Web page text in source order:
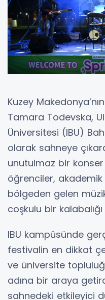
Kuzey
Tamara Todevska,
Üniversitesi (IBU)
olarak sahneye
unutulmaz bir konser
öğrenciler,
bölgeden gelen
coşkulu bir kalabalığı
IBU kampüsünde
festivalin en dikkat
ve üniversite
adına bir araya
sahnedeki etkileyici